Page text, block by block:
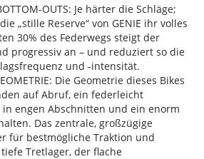
OUTS: Je härter die Schläge;
„stille Reserve“ von GENIE ihr volles
30% des Federwegs steigt der
progressiv an – und reduziert so die
und -intensität.
Die Geometrie dieses Bikes
auf Abruf, ein federleicht
engen Abschnitten und ein enorm
Das zentrale, großzügige
für bestmögliche Traktion und
Tretlager, der flache